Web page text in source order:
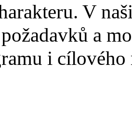
V
a
i cílového